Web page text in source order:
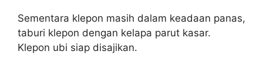
Sementara klepon masih dalam keadaan panas,
taburi klepon dengan kelapa parut kasar.
Klepon ubi siap disajikan.